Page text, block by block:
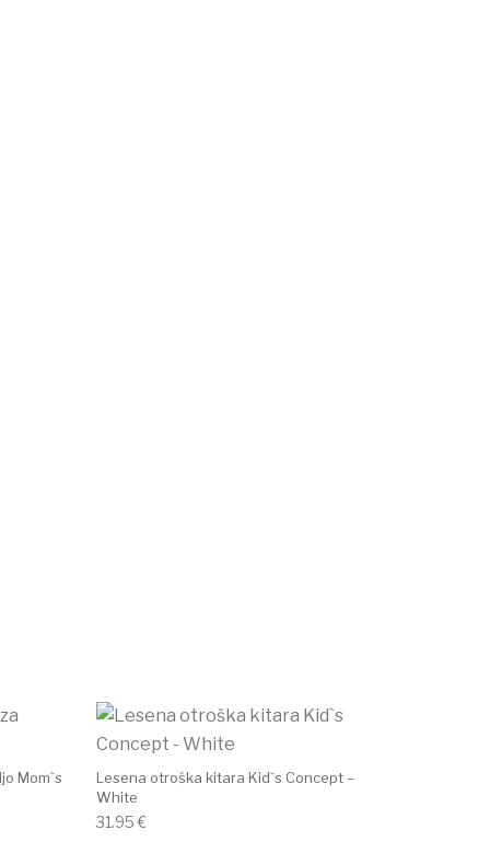
Mom`s
Lesena otroška kitara Kid`s Concept –
White
31.95€